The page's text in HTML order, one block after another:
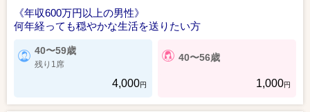
《年収600万円以上の男性》
何年経っても穏やかな生活を送りたい方
40〜59歳
残り1席
4,000円
40〜56歳
1,000円